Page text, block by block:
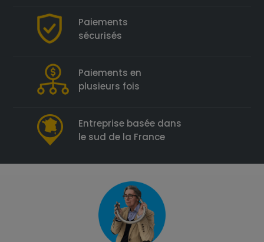
Paiements
sécurisés
Paiements en
plusieurs fois
Entreprise basée dans
le sud de la France